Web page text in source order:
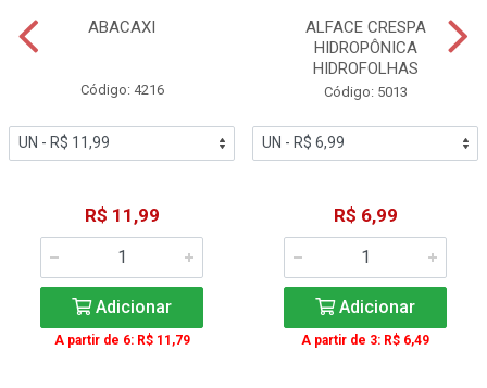
ABACAXI
Código: 4216
R$ 11,99
Adicionar
A partir de 6: R$ 11,79
ALFACE CRESPA
HIDROPÔNICA
HIDROFOLHAS
Código: 5013
R$ 6,99
Adicionar
A partir de 3: R$ 6,49